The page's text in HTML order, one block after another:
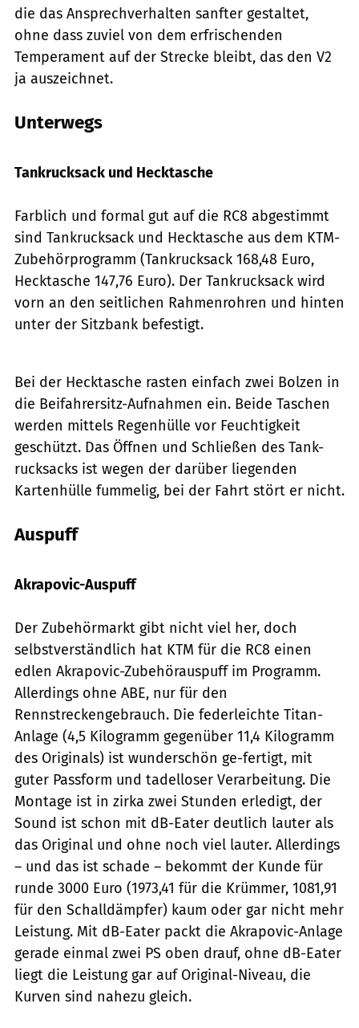
die das Ansprechverhalten sanfter gestaltet,
ohne dass zuviel von dem erfrischenden
Temperament auf der Strecke bleibt, das den V2
ja auszeichnet.
Unterwegs
Tankrucksack und Hecktasche
Farblich und formal gut auf die RC8 abgestimmt
sind Tankrucksack und Hecktasche aus dem KTM-
Zubehörprogramm (Tankrucksack 168,48 Euro,
Hecktasche 147,76 Euro). Der Tankrucksack wird
vorn an den seitlichen Rahmenrohren und hinten
unter der Sitzbank befestigt.
Bei der Hecktasche rasten einfach zwei Bolzen in
die Beifahrersitz-Aufnahmen ein. Beide Taschen
werden mittels Regenhülle vor Feuchtigkeit
geschützt. Das Öffnen und Schließen des Tank-
rucksacks ist wegen der darüber liegenden
Kartenhülle fummelig, bei der Fahrt stört er nicht.
Auspuff
Akrapovic-Auspuff
Der Zubehörmarkt gibt nicht viel her, doch
selbstverständlich hat KTM für die RC8 einen
edlen Akrapovic-Zubehörauspuff im Programm.
Allerdings ohne ABE, nur für den
Rennstreckengebrauch. Die federleichte Titan-
Anlage (4,5 Kilogramm gegenüber 11,4 Kilogramm
des Originals) ist wunderschön ge-fertigt, mit
guter Passform und tadelloser Verarbeitung. Die
Montage ist in zirka zwei Stunden erledigt, der
Sound ist schon mit dB-Eater deutlich lauter als
das Original und ohne noch viel lauter. Allerdings
– und das ist schade – bekommt der Kunde für
runde 3000 Euro (1973,41 für die Krümmer, 1081,91
für den Schalldämpfer) kaum oder gar nicht mehr
Leistung. Mit dB-Eater packt die Akrapovic-Anlage
gerade einmal zwei PS oben drauf, ohne dB-Eater
liegt die Leistung gar auf Original-Niveau, die
Kurven sind nahezu gleich.